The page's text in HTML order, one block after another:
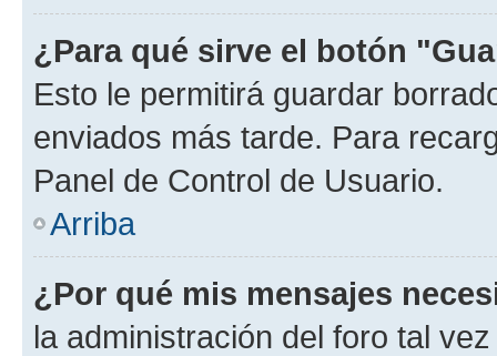
¿Para qué sirve el botón
Esto le permitirá guardar
enviados más tarde. Para
Panel de Control de Usuario.
Arriba
¿Por qué mis mensajes
la administración del foro tal